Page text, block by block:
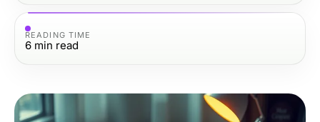
READING TIME
6 min read